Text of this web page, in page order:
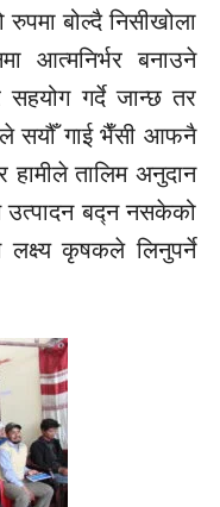
बोल्दै निसीखोला
आत्मनिर्भर बनाउने
गर्दे जान्छ तर
सयौँ गाई भैँसी आफनै
हामीले तालिम अनुदान
उत्पादन बद्न नसकेको
लक्ष्य कृषकले लिनुपर्ने